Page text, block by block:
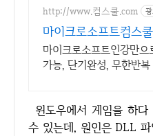
http://www.컴스쿨.com
마이크로소프트컴스
당일 신청&결제시 기
콘!
마이크로소프트인강만으
가능, 단기완성, 무한반복
윈도우에서 게임을 하다 보면 여러가지 오류가 있을
수 있는데, 원인은 DLL